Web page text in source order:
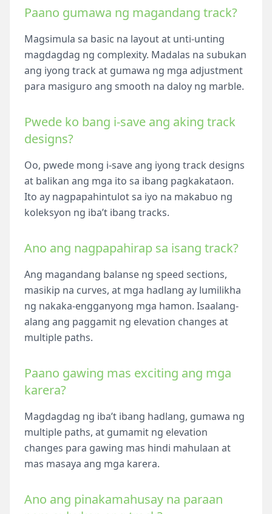
Paano gumawa ng magandang track?
Magsimula sa basic na layout at unti-unting
magdagdag ng complexity. Madalas na subukan
ang iyong track at gumawa ng mga adjustment
para masiguro ang smooth na daloy ng marble.
Pwede ko bang i-save ang aking track
designs?
Oo, pwede mong i-save ang iyong track designs
at balikan ang mga ito sa ibang pagkakataon.
Ito ay nagpapahintulot sa iyo na makabuo ng
koleksyon ng iba’t ibang tracks.
Ano ang nagpapahirap sa isang track?
Ang magandang balanse ng speed sections,
masikip na curves, at mga hadlang ay lumilikha
ng nakaka-engganyong mga hamon. Isaalang-
alang ang paggamit ng elevation changes at
multiple paths.
Paano gawing mas exciting ang mga
karera?
Magdagdag ng iba’t ibang hadlang, gumawa ng
multiple paths, at gumamit ng elevation
changes para gawing mas hindi mahulaan at
mas masaya ang mga karera.
Ano ang pinakamahusay na paraan